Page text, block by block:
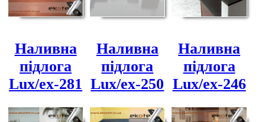
Наливна
підлога
Lux/ex-281
Наливна
підлога
Lux/ex-250
Наливна
підлога
Lux/ex-246